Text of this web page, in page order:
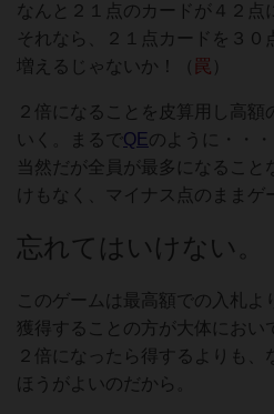
なんと２１点のカードが４２点
それなら、２１点カードを３０
増えるじゃないか！（ 罠 ）
２倍になることを皮算用し高
いく。まるでQEのように・・・
当然だが全員が最多になること
けもなく、マイナス点のままゲ
忘れてはいけない。
このゲームは最高額での入札よ
獲得することの方が大体におい
２倍になったら得するよりも
ほうがよいのだから。